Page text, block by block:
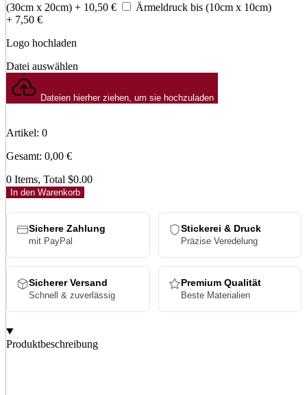
(30cm x 20cm) + 10,50 €
Ärmeldruck bis (10cm x 10cm)
+ 7,50 €
Logo hochladen
Datei auswählen
Dateien hierher ziehen, um sie hochzuladen
Artikel: 0
Gesamt: 0,00 €
0 Items, Total $0.00
In den Warenkorb
Sichere Zahlung
mit PayPal
Stickerei & Druck
Präzise Veredelung
Sicherer Versand
Schnell & zuverlässig
Premium Qualität
Beste Materialien
Produktbeschreibung